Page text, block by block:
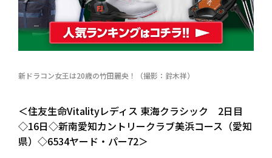
新ドラコン女王は20歳の竹田麗央！（撮影：鈴木祥）
＜住友生命Vitalityレディス 東海クラシック 2日目
◇16日◇新南愛知カントリークラブ美浜コース（愛知
県）◇6534ヤード・パー72＞